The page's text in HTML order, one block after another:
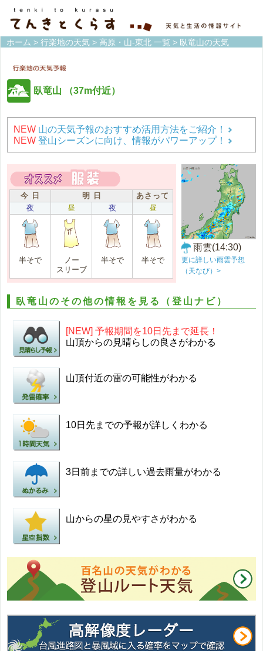
ホーム > 行楽地の天気 > 高原・山-東北 一覧 > 臥竜山の天気
臥竜山 （37m付近）
NEW 山の天気予報のおすすめ活用方法をご紹介！
NEW 登山シーズンに向け、情報がパワーアップ！
今 日 明 日
あさって
夜
昼 夜 昼
半そで
ノー
スリーブ
半そで 半そで
雨雲(14:30)
更に詳しい雨雲予想
（天なび）>
臥竜山のその他の情報を見る（登山ナビ）
[NEW] 予報期間を10日先まで延長！
山頂からの見晴らしの良さがわかる
山頂付近の雷の可能性がわかる
10日先までの予報が詳しくわかる
3日前までの詳しい過去雨量がわかる
山からの星の見やすさがわかる